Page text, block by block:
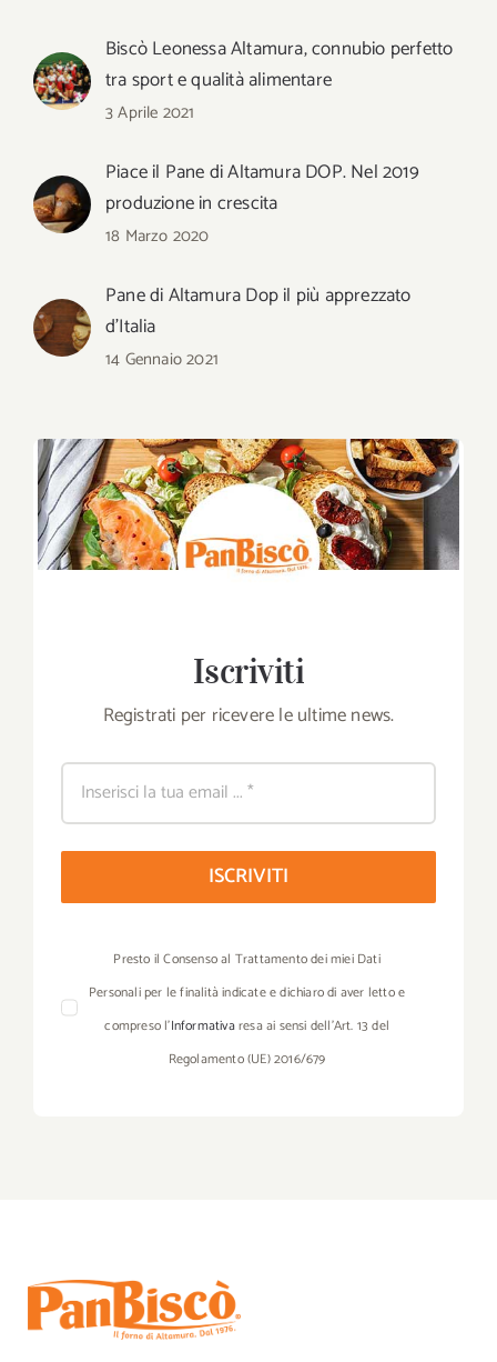
Biscò Leonessa Altamura, connubio perfetto
tra sport e qualità alimentare
3 Aprile 2021
Piace il Pane di Altamura DOP. Nel 2019
produzione in crescita
18 Marzo 2020
Pane di Altamura Dop il più apprezzato
d’Italia
14 Gennaio 2021
Iscriviti
Registrati per ricevere le ultime news.
ISCRIVITI
Presto il Consenso al Trattamento dei miei Dati
Personali per le finalità indicate e dichiaro di aver letto e
compreso l’Informativaresa ai sensi dell’Art. 13 del
Regolamento (UE) 2016/679